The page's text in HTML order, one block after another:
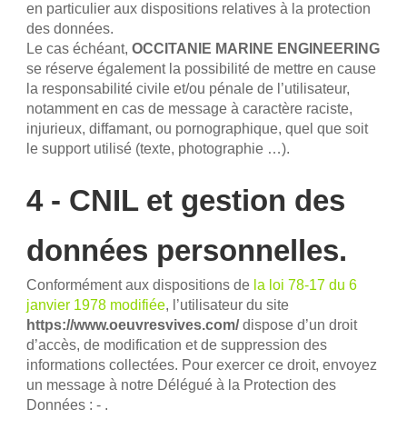
en particulier aux dispositions relatives à la protection
des données.
Le cas échéant,OCCITANIE MARINE ENGINEERING
se réserve également la possibilité de mettre en cause
la responsabilité civile et/ou pénale de l’utilisateur,
notamment en cas de message à caractère raciste,
injurieux, diffamant, ou pornographique, quel que soit
le support utilisé (texte, photographie …).
4 - CNIL et gestion des
données personnelles.
Conformément aux dispositions de la loi 78-17 du 6
janvier 1978 modifiée, l’utilisateur du site
https://www.oeuvresvives.com/dispose d’un droit
d’accès, de modification et de suppression des
informations collectées. Pour exercer ce droit, envoyez
un message à notre Délégué à la Protection des
Données : - .